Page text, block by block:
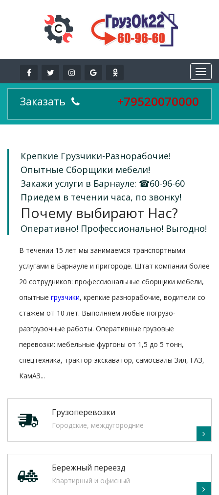
Заказать +79520070000
Крепкие Грузчики-Разнорабочие!
Опытные Сборщики мебели!
Закажи услуги в Барнауле: ☎60-96-60
Приедем в течении часа, по звонку!
Почему выбирают Нас?
Оперативно! Профессионально! Выгодно!
В течении 15 лет мы занимаемся транспортными
услугами в Барнауле и пригороде. Штат компании более
20 сотрудников: профессиональные сборщики мебели,
опытные грузчики, крепкие разнорабочие, водители со
стажем от 10 лет. Выполняем любые погрузо-
разгрузочные работы. Оперативные грузовые
перевозки: мебельные фургоны от 1,5 до 5 тонн,
спецтехника, трактор-экскаватор, самосвалы Зил, ГАЗ,
КамАЗ...
Грузоперевозки
Городские, междугородние
Бережный переезд
Квартирный и офисный